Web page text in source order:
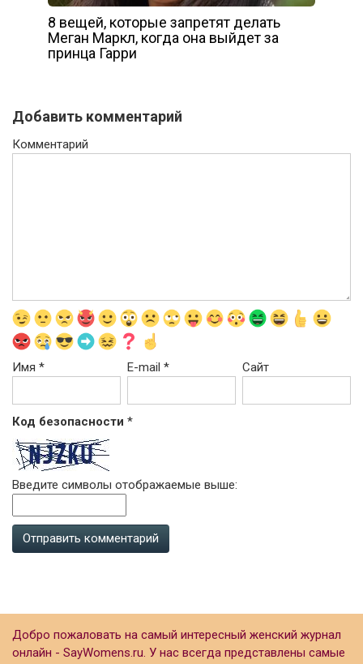
8 вещей, которые запретят делать
Меган Маркл, когда она выйдет за
принца Гарри
Добавить комментарий
Комментарий
Имя * E-mail* Сайт
Код безопасности *
Введите символы отображаемые выше:
Добро пожаловать на самый интересный женский журнал
онлайн - SayWomens.ru. У нас всегда представлены самые